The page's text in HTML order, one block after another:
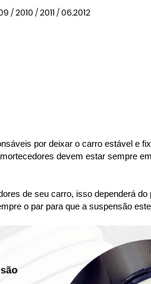
/ 2010 / 2011 / 06.2012
por deixar o carro estável e
devem estar sempre
de seu carro, isso dependerá
o par para que a suspensão